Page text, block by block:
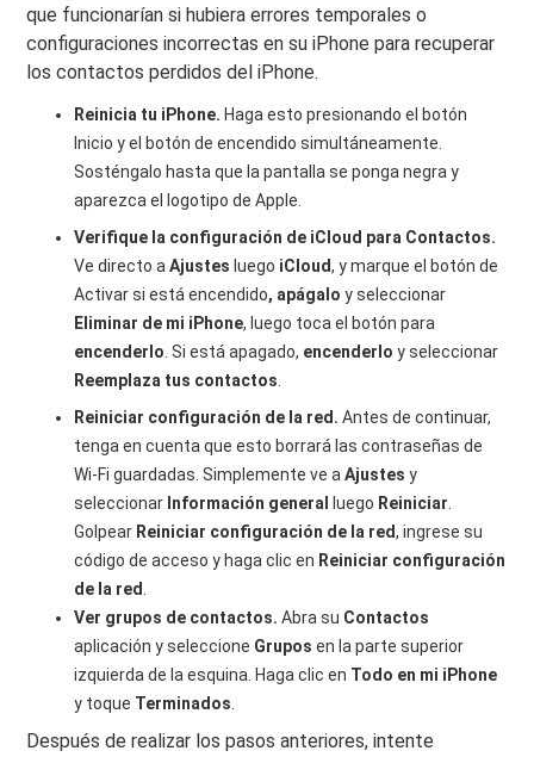
que funcionarían si hubiera errores temporales o
configuraciones incorrectas en su iPhone para recuperar
los contactos perdidos del iPhone.
Reinicia tu iPhone. Haga esto presionando el botón
Inicio y el botón de encendido simultáneamente.
Sosténgalo hasta que la pantalla se ponga negra y
aparezca el logotipo de Apple.
Verifique la configuración de iCloud para Contactos.
Ve directo aAjustes luego iCloud, y marque el botón de
Activar si está encendido, apágalo y seleccionar
Eliminar de mi iPhone, luego toca el botón para
encenderlo. Si está apagado, encenderlo y seleccionar
Reemplaza tus contactos.
Reiniciar configuración de la red.Antes de continuar,
tenga en cuenta que esto borrará las contraseñas de
Wi-Fi guardadas. Simplemente ve aAjustes y
seleccionar Información general luego Reiniciar.
Golpear Reiniciar configuración de la red, ingrese su
código de acceso y haga clic en Reiniciar configuración
de la red.
Ver grupos de contactos.Abra su Contactos
aplicación y seleccione Gruposen la parte superior
izquierda de la esquina. Haga clic en Todo en mi iPhone
y toque Terminados.
Después de realizar los pasos anteriores, intente